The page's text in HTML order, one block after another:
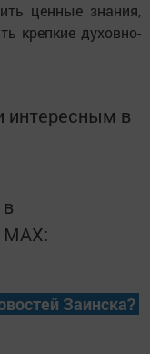
ценные знания,
крепкие духовно-
в
MАХ:
Заинска?